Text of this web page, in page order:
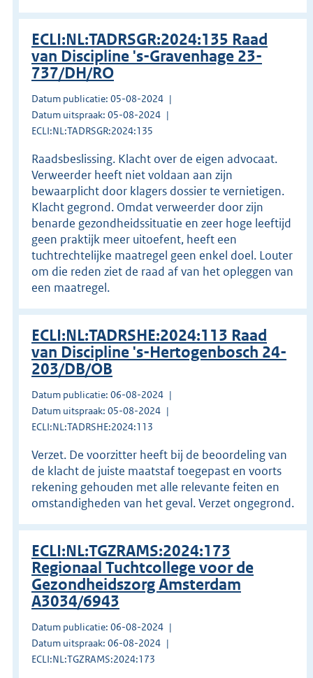
ECLI:NL:TADRSGR:2024:135 Raad
van Discipline 's-Gravenhage 23-
737/DH/RO
Datum publicatie: 05-08-2024
Datum uitspraak: 05-08-2024
ECLI:NL:TADRSGR:2024:135
Raadsbeslissing. Klacht over de eigen advocaat.
Verweerder heeft niet voldaan aan zijn
bewaarplicht door klagers dossier te vernietigen.
Klacht gegrond. Omdat verweerder door zijn
benarde gezondheidssituatie en zeer hoge leeftijd
geen praktijk meer uitoefent, heeft een
tuchtrechtelijke maatregel geen enkel doel. Louter
om die reden ziet de raad af van het opleggen van
een maatregel.
ECLI:NL:TADRSHE:2024:113 Raad
van Discipline 's-Hertogenbosch 24-
203/DB/OB
Datum publicatie: 06-08-2024
Datum uitspraak: 05-08-2024
ECLI:NL:TADRSHE:2024:113
Verzet. De voorzitter heeft bij de beoordeling van
de klacht de juiste maatstaf toegepast en voorts
rekening gehouden met alle relevante feiten en
omstandigheden van het geval. Verzet ongegrond.
ECLI:NL:TGZRAMS:2024:173
Regionaal Tuchtcollege voor de
Gezondheidszorg Amsterdam
A3034/6943
Datum publicatie: 06-08-2024
Datum uitspraak: 06-08-2024
ECLI:NL:TGZRAMS:2024:173